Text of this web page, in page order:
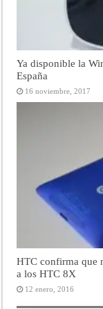
Ya disponible la
España
16 noviembre, 2017
HTC confirma que
a los HTC 8X
12 enero, 2016